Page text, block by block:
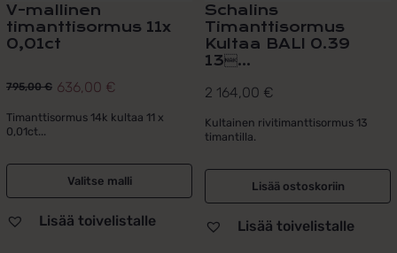
V-mallinen
timanttisormus 11x
0,01ct
795,00€
Alkuperäinen
hinta
oli:
795,00 €.
636,00 €
Nykyinen
hinta
on:
636,00 €.
Timanttisormus 14k kultaa 11 x
0,01ct...
Valitse malli
Lisää toivelistalle
Schalins
Timanttisormus
Kultaa BALI 0.39
13...
2 164,00 €
Kultainen rivitimanttisormus 13
timantilla.
Lisää ostoskoriin
Lisää toivelistalle